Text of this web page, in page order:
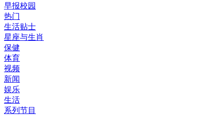
早报校园
热门
生活贴士
星座与生肖
保健
体育
视频
新闻
娱乐
生活
系列节目